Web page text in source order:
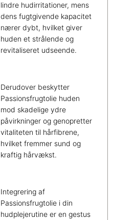
lindre hudirritationer, mens
dens fugtgivende kapacitet
nærer dybt, hvilket giver
huden et strålende og
revitaliseret udseende.
Derudover beskytter
Passionsfrugtolie huden
mod skadelige ydre
påvirkninger og genopretter
vitaliteten til hårfibrene,
hvilket fremmer sund og
kraftig hårvækst.
Integrering af
Passionsfrugtolie i din
hudplejerutine er en gestus